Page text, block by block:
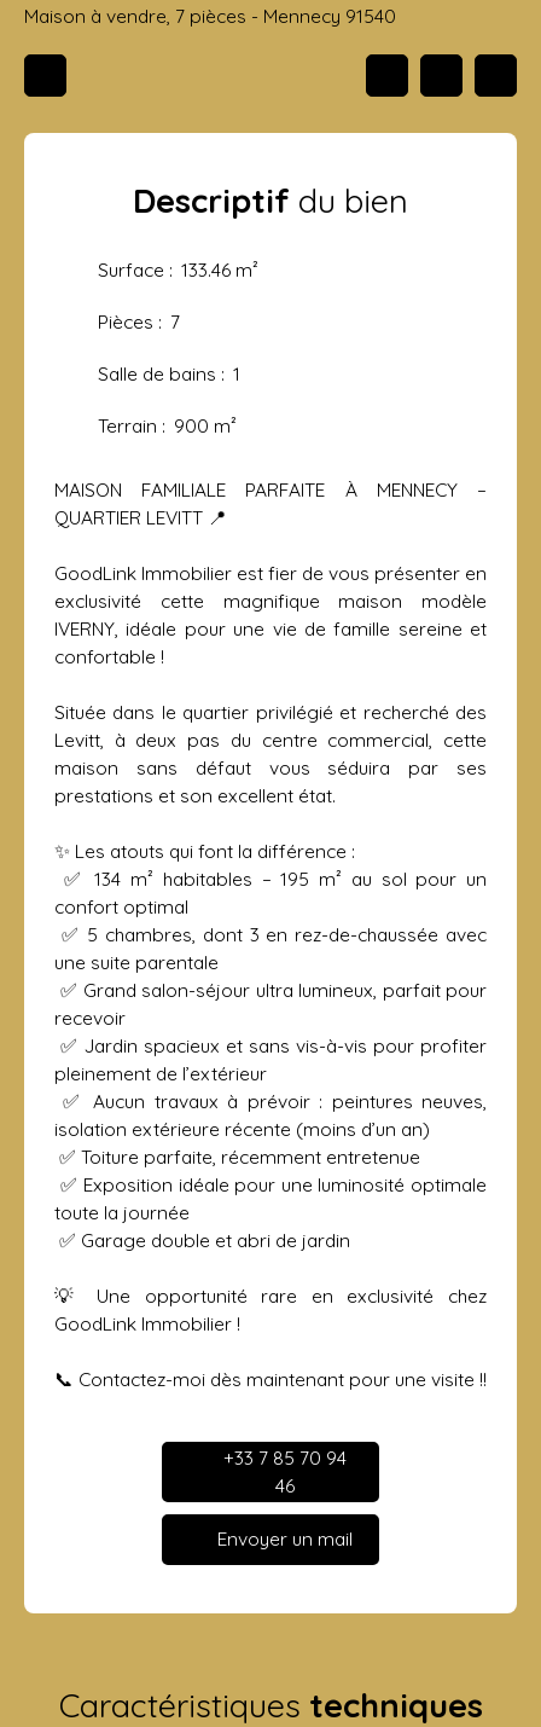
Maison à vendre, 7 pièces - Mennecy 91540
Descriptif du bien
Surface : 133.46 m²
Pièces : 7
Salle de bains : 1
Terrain : 900 m²
MAISON FAMILIALE PARFAITE À MENNECY –
QUARTIER LEVITT 📍
GoodLink Immobilier est fier de vous présenter en
exclusivité cette magnifique maison modèle
IVERNY, idéale pour une vie de famille sereine et
confortable !
Située dans le quartier privilégié et recherché des
Levitt, à deux pas du centre commercial, cette
maison sans défaut vous séduira par ses
prestations et son excellent état.
✨ Les atouts qui font la différence :
✅ 134 m² habitables – 195 m² au sol pour un
confort optimal
✅ 5 chambres, dont 3 en rez-de-chaussée avec
une suite parentale
✅ Grand salon-séjour ultra lumineux, parfait pour
recevoir
✅ Jardin spacieux et sans vis-à-vis pour profiter
pleinement de l’extérieur
✅ Aucun travaux à prévoir : peintures neuves,
isolation extérieure récente (moins d’un an)
✅ Toiture parfaite, récemment entretenue
✅ Exposition idéale pour une luminosité optimale
toute la journée
✅ Garage double et abri de jardin
💡 Une opportunité rare en exclusivité chez
GoodLink Immobilier !
📞 Contactez-moi dès maintenant pour une visite !!
+33 7 85 70 94
46
Envoyer un mail
Caractéristiques techniques